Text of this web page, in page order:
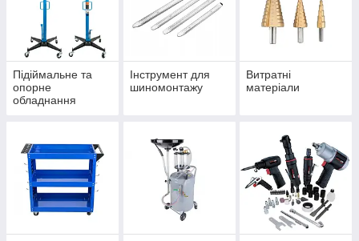
Підіймальне та
опорне
обладнання
Інструмент для
шиномонтажу
Витратні
матеріали